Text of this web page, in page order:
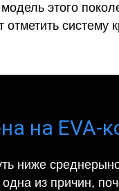
этого
на EVA-
ниже
одна из причин,